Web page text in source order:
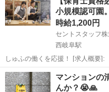
間固定相談可／1200円～ [職種名]: 院内保育の保育士 [勤務地・最寄
駅]:...
小規模認可園
時給1,200円
セントスタッフ
西岐阜駅
しゅふの働くを応援！ [求人概要]: 【保育士資格必須】*。*＊。保育ス
タッフ・小規模認可園。＊扶養内
駅近／高時給 [職種名]: 保育スタッフ・小規模認可園 [勤務地・最寄
駅]: 岐阜...
岐阜 岐阜市
マンションの
んか？😭🙏